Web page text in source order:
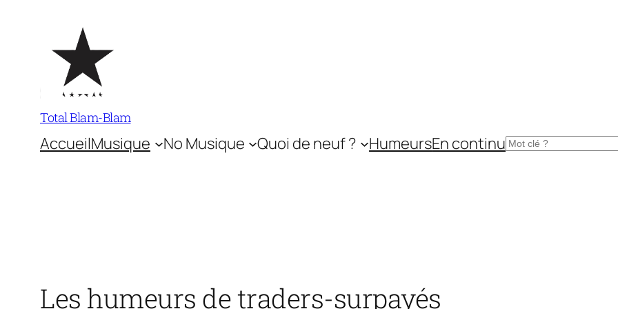
contenu
Total Blam-Blam
AccueilMusique No Musique Quoi de neuf ? HumeursEn continuRechercher
Les humeurs de traders-surpayés